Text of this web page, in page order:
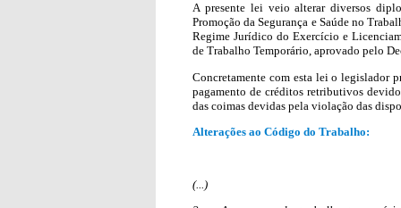
A presente lei veio alterar diversos
Promoção da Segurança e Saúde no
Regime Jurídico do Exercício e
de Trabalho Temporário, aprovado pelo
Concretamente com esta lei o legislador
pagamento de créditos retributivos
das coimas devidas pela violação das
Alterações ao Código do Trabalho:
(...)